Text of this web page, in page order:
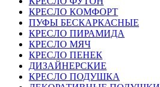
КРЕСЛО КОМФОРТ
ПУФЫ БЕСКАРКАСНЫЕ
КРЕСЛО ПИРАМИДА
КРЕСЛО МЯЧ
КРЕСЛО ПЕНЕК
ДИЗАЙНЕРСКИЕ
КРЕСЛО ПОДУШКА